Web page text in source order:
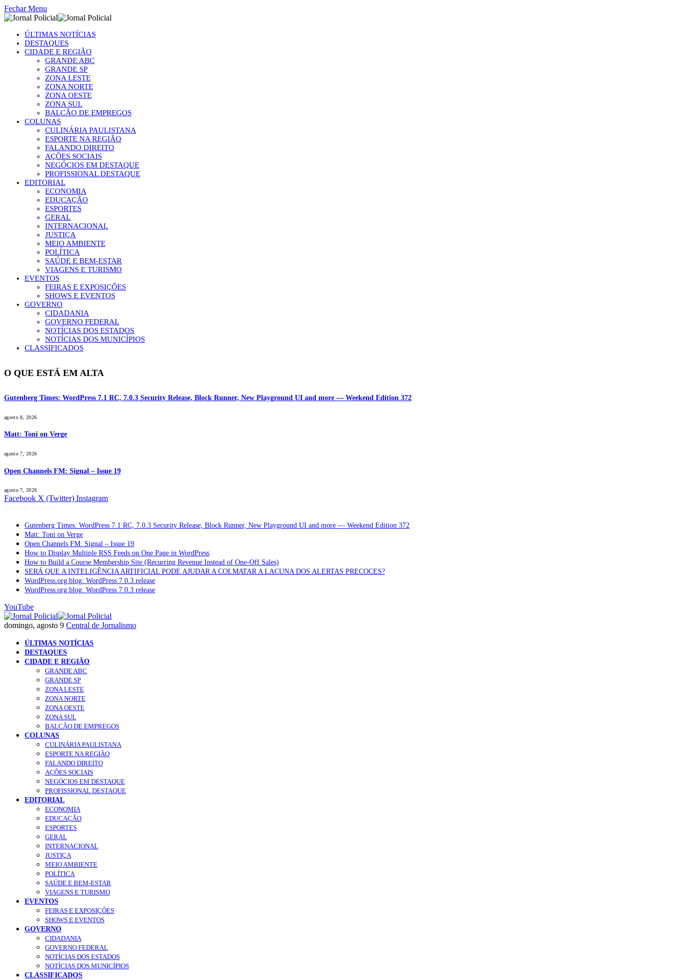
Fechar Menu
ÚLTIMAS NOTÍCIAS
DESTAQUES
CIDADE E REGIÃO
GRANDE ABC
GRANDE SP
ZONA LESTE
ZONA NORTE
ZONA OESTE
ZONA SUL
BALCÃO DE EMPREGOS
COLUNAS
CULINÁRIA PAULISTANA
ESPORTE NA REGIÃO
FALANDO DIREITO
AÇÕES SOCIAIS
NEGÓCIOS EM DESTAQUE
PROFISSIONAL DESTAQUE
EDITORIAL
ECONOMIA
EDUCAÇÃO
ESPORTES
GERAL
INTERNACIONAL
JUSTIÇA
MEIO AMBIENTE
POLÍTICA
SAÚDE E BEM-ESTAR
VIAGENS E TURISMO
EVENTOS
FEIRAS E EXPOSIÇÕES
SHOWS E EVENTOS
GOVERNO
CIDADANIA
GOVERNO FEDERAL
NOTÍCIAS DOS ESTADOS
NOTÍCIAS DOS MUNICÍPIOS
CLASSIFICADOS
O QUE ESTÁ EM ALTA
Gutenberg Times: WordPress 7.1 RC, 7.0.3 Security Release, Block Runner, New Playground UI and more — Weekend Edition 372
agosto 8, 2026
Matt: Toni on Verge
agosto 7, 2026
Open Channels FM: Signal – Issue 19
agosto 7, 2026
Facebook X (Twitter) Instagram
Gutenberg Times: WordPress 7.1 RC, 7.0.3 Security Release, Block Runner, New Playground UI and more — Weekend Edition 372
Matt: Toni on Verge
Open Channels FM: Signal – Issue 19
How to Display Multiple RSS Feeds on One Page in WordPress
How to Build a Course Membership Site (Recurring Revenue Instead of One-Off Sales)
SERÁ QUE A INTELIGÊNCIA ARTIFICIAL PODE AJUDAR A COLMATAR A LACUNA DOS ALERTAS PRECOCES?
WordPress.org blog: WordPress 7.0.3 release
WordPress.org blog: WordPress 7.0.3 release
YouTube
domingo, agosto 9 Central de Jornalismo
ÚLTIMAS NOTÍCIAS
DESTAQUES
CIDADE E REGIÃO
GRANDE ABC
GRANDE SP
ZONA LESTE
ZONA NORTE
ZONA OESTE
ZONA SUL
BALCÃO DE EMPREGOS
COLUNAS
CULINÁRIA PAULISTANA
ESPORTE NA REGIÃO
FALANDO DIREITO
AÇÕES SOCIAIS
NEGÓCIOS EM DESTAQUE
PROFISSIONAL DESTAQUE
EDITORIAL
ECONOMIA
EDUCAÇÃO
ESPORTES
GERAL
INTERNACIONAL
JUSTIÇA
MEIO AMBIENTE
POLÍTICA
SAÚDE E BEM-ESTAR
VIAGENS E TURISMO
EVENTOS
FEIRAS E EXPOSIÇÕES
SHOWS E EVENTOS
GOVERNO
CIDADANIA
GOVERNO FEDERAL
NOTÍCIAS DOS ESTADOS
NOTÍCIAS DOS MUNICÍPIOS
CLASSIFICADOS